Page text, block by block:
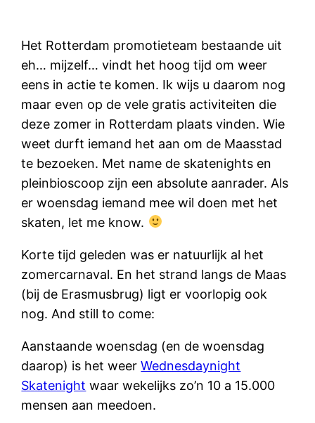
Het Rotterdam promotieteam bestaande uit
eh… mijzelf… vindt het hoog tijd om weer
eens in actie te komen. Ik wijs u daarom nog
maar even op de vele gratis activiteiten die
deze zomer in Rotterdam plaats vinden. Wie
weet durft iemand het aan om de Maasstad
te bezoeken. Met name de skatenights en
pleinbioscoop zijn een absolute aanrader. Als
er woensdag iemand mee wil doen met het
skaten, let me know.
Korte tijd geleden was er natuurlijk al het
zomercarnaval. En het strand langs de Maas
(bij de Erasmusbrug) ligt er voorlopig ook
nog. And still to come:
Aanstaande woensdag (en de woensdag
daarop) is het weerWednesdaynight
Skatenight waar wekelijks zo’n 10 a 15.000
mensen aan meedoen.